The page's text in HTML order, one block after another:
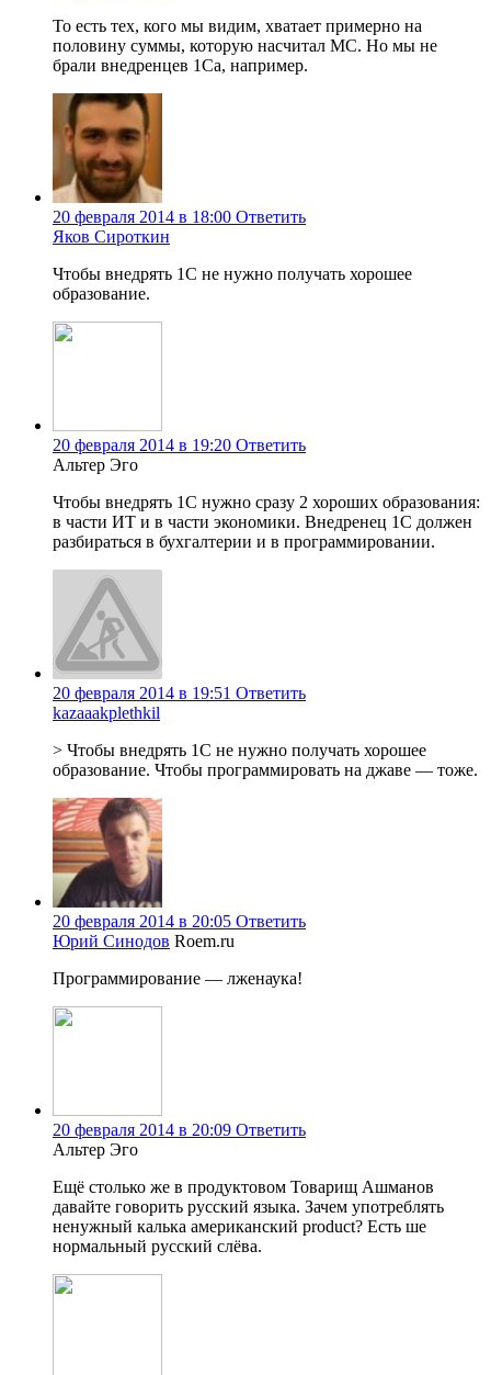
То есть тех, кого мы видим, хватает примерно на
половину суммы, которую насчитал МС. Но мы не
брали внедренцев 1Са, например.
20 февраля 2014 в 18:00 Ответить
Яков Сироткин
Чтобы внедрять 1С не нужно получать хорошее
образование.
20 февраля 2014 в 19:20 Ответить
Альтер Эго
Чтобы внедрять 1С нужно сразу 2 хороших образования:
в части ИТ и в части экономики. Внедренец 1C должен
разбираться в бухгалтерии и в программировании.
20 февраля 2014 в 19:51 Ответить
kazaaakplethkil
> Чтобы внедрять 1С не нужно получать хорошее
образование. Чтобы программировать на джаве — тоже.
20 февраля 2014 в 20:05 Ответить
Юрий Синодов Roem.ru
Программирование — лженаука!
20 февраля 2014 в 20:09 Ответить
Альтер Эго
Ещё столько же в продуктовом Товарищ Ашманов
давайте говорить русский языка. Зачем употреблять
ненужный калька американский product? Есть ше
нормальный русский слёва.